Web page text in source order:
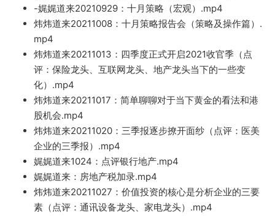
-娓娓道来20210929：十月策略（宏观）.mp4
炜炜道来20211008：十月策略报告会（策略及操作篇）.
mp4
炜炜道来20211013：四季度正式开启2021收官季（点
评：保险龙头、互联网龙头、地产龙头当下的一些变
化）.mp4
炜炜道来20211017：简单聊聊对于当下黄金的看法和港
股机会.mp4
炜炜道来20211020：三季报逐步撩开面纱（点评：医美
企业的三季报） .mp4
娓娓道来1024 ：点评银行地产.mp4
娓娓道来：房地产税加录.mp4
炜炜道来20211027：价值投资的核心是分析企业的三要
素（点评：通讯设备龙头、家电龙头）.mp4